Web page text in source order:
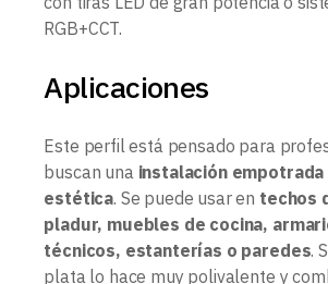
RGB+CCT.
Aplicaciones
Este perfil está pensado para
buscan una instalación
estética. Se puede usar en techos
pladur, muebles de cocina,
técnicos, estanterías o paredes.
plata lo hace muy polivalente y